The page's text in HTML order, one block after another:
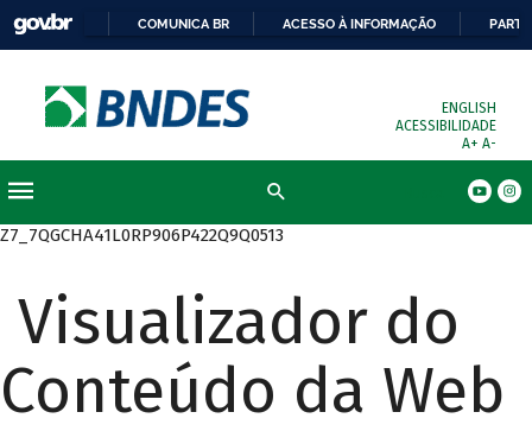
COMUNICA BR ACESSO À INFORMAÇÃO
ENGLISH
ACESSIBILIDADE
A+ A-
Z7_7QGCHA41L0RP906P422Q9Q0513
Visualizador do
Conteúdo da Web